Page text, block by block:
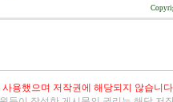
사용했으며 저작권에 해당되지 않습니